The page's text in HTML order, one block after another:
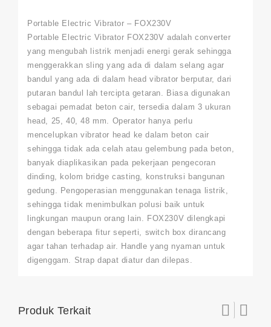
Portable Electric Vibrator – FOX230V
Portable Electric Vibrator FOX230V adalah converter
yang mengubah listrik menjadi energi gerak sehingga
menggerakkan sling yang ada di dalam selang agar
bandul yang ada di dalam head vibrator berputar, dari
putaran bandul lah tercipta getaran. Biasa digunakan
sebagai pemadat beton cair, tersedia dalam 3 ukuran
head, 25, 40, 48 mm. Operator hanya perlu
mencelupkan vibrator head ke dalam beton cair
sehingga tidak ada celah atau gelembung pada beton,
banyak diaplikasikan pada pekerjaan pengecoran
dinding, kolom bridge casting, konstruksi bangunan
gedung. Pengoperasian menggunakan tenaga listrik,
sehingga tidak menimbulkan polusi baik untuk
lingkungan maupun orang lain. FOX230V dilengkapi
dengan beberapa fitur seperti, switch box dirancang
agar tahan terhadap air. Handle yang nyaman untuk
digenggam. Strap dapat diatur dan dilepas.
Produk Terkait